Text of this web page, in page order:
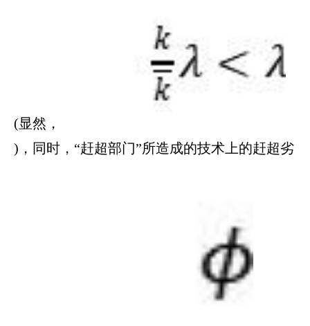
(显然，
)，同时，“赶超部门”所造成的技术上的赶超劣